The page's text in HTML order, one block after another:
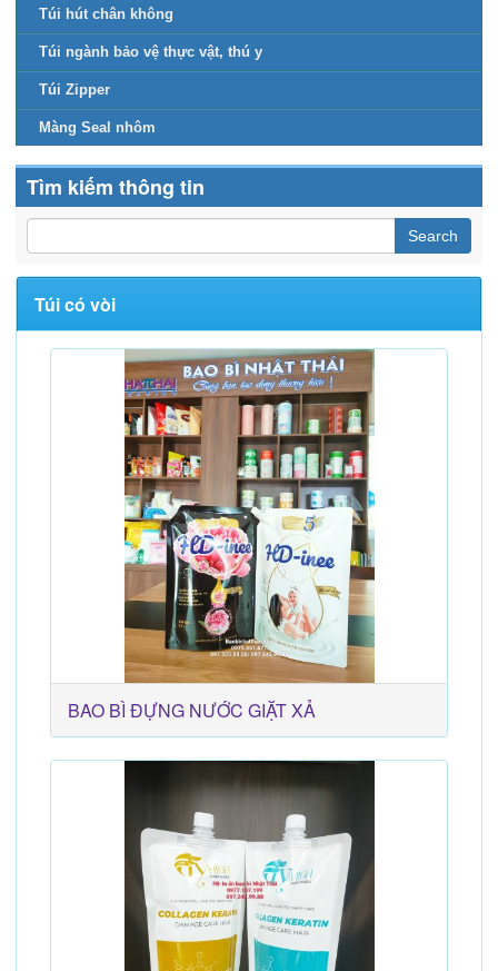
Túi hút chân không
Túi ngành bảo vệ thực vật, thú y
Túi Zipper
Màng Seal nhôm
Tìm kiếm thông tin
Túi có vòi
BAO BÌ ĐỰNG NƯỚC GIẶT XẢ